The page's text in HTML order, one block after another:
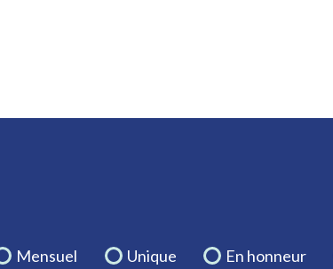
Mensuel Unique En honneur